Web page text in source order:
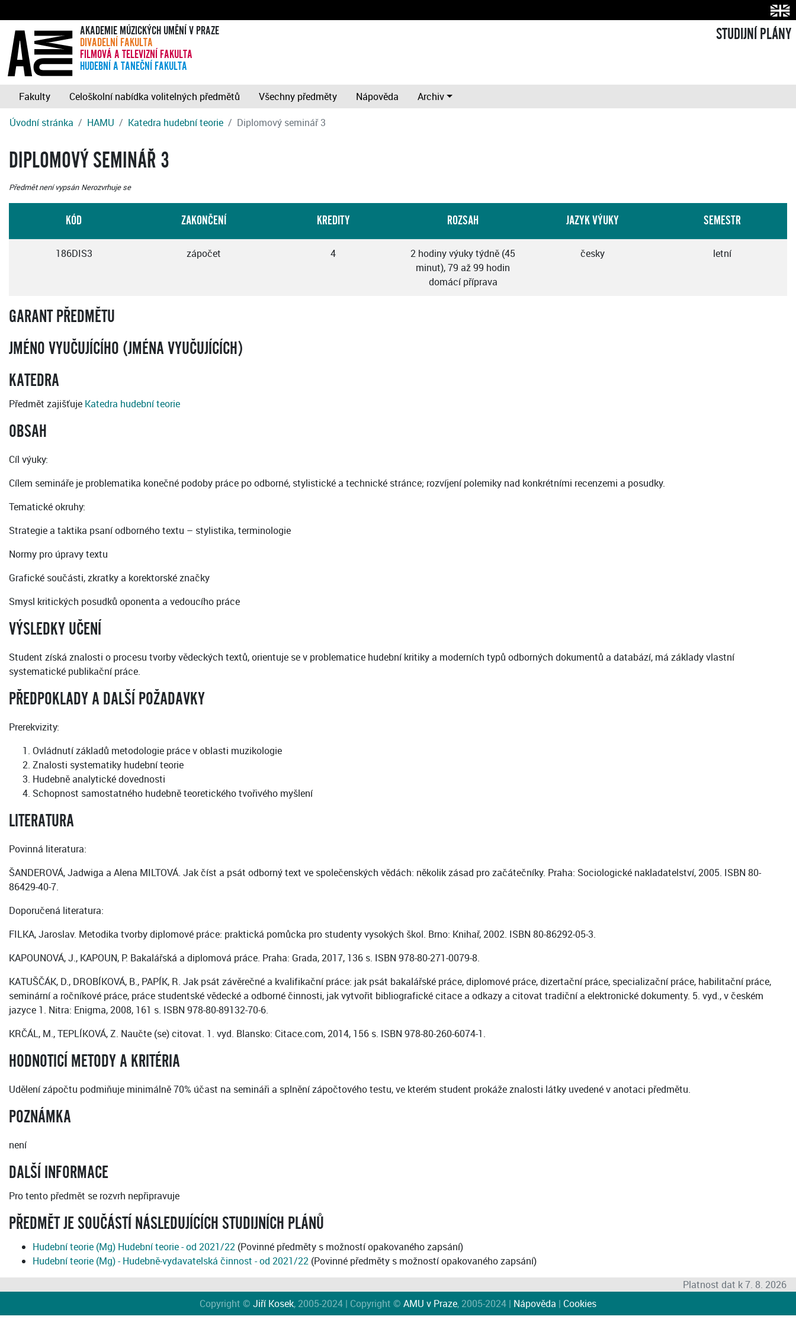
AKADEMIE MÚZICKÝCH UMĚNÍ V PRAZE
DIVADELNÍ FAKULTA
FILMOVÁ A TELEVIZNÍ FAKULTA
HUDEBNÍ A TANEČNÍ FAKULTA
STUDIJNÍ PLÁNY
Fakulty Celoškolní nabídka volitelných předmětů Všechny předměty Nápověda
Archiv
Úvodní stránka
HAMU Katedra hudební teorie Diplomový seminář 3
DIPLOMOVÝ SEMINÁŘ 3
Předmět není vypsán Nerozvrhuje se
KÓD ZAKONČENÍ KREDITY ROZSAH JAZYK VÝUKY SEMESTR
186DIS3 zápočet 4
2 hodiny výuky týdně (45
minut), 79 až 99 hodin
domácí příprava
česky letní
GARANT PŘEDMĚTU
JMÉNO VYUČUJÍCÍHO (JMÉNA VYUČUJÍCÍCH)
KATEDRA
Předmět zajišťuje Katedra hudební teorie
OBSAH
Cíl výuky:
Cílem semináře je problematika konečné podoby práce po odborné, stylistické a technické stránce; rozvíjení polemiky nad konkrétními recenzemi a posudky.
Tematické okruhy:
Strategie a taktika psaní odborného textu – stylistika, terminologie
Normy pro úpravy textu
Grafické součásti, zkratky a korektorské značky
Smysl kritických posudků oponenta a vedoucího práce
VÝSLEDKY UČENÍ
Student získá znalosti o procesu tvorby vědeckých textů, orientuje se v problematice hudební kritiky a moderních typů odborných dokumentů a databází, má základy vlastní
systematické publikační práce.
PŘEDPOKLADY A DALŠÍ POŽADAVKY
Prerekvizity:
Ovládnutí základů metodologie práce v oblasti muzikologie
Znalosti systematiky hudební teorie
Hudebně analytické dovednosti
Schopnost samostatného hudebně teoretického tvořivého myšlení
LITERATURA
Povinná literatura:
ŠANDEROVÁ, Jadwiga a Alena MILTOVÁ. Jak číst a psát odborný text ve společenských vědách: několik zásad pro začátečníky. Praha: Sociologické nakladatelství, 2005. ISBN 80-
86429-40-7.
Doporučená literatura:
FILKA, Jaroslav. Metodika tvorby diplomové práce: praktická pomůcka pro studenty vysokých škol. Brno: Knihař, 2002. ISBN 80-86292-05-3.
KAPOUNOVÁ, J., KAPOUN, P. Bakalářská a diplomová práce. Praha: Grada, 2017, 136 s. ISBN 978-80-271-0079-8.
KATUŠČÁK, D., DROBÍKOVÁ, B., PAPÍK, R. Jak psát závěrečné a kvalifikační práce: jak psát bakalářské práce, diplomové práce, dizertační práce, specializační práce, habilitační práce,
seminární a ročníkové práce, práce studentské vědecké a odborné činnosti, jak vytvořit bibliografické citace a odkazy a citovat tradiční a elektronické dokumenty. 5. vyd., v českém
jazyce 1. Nitra: Enigma, 2008, 161 s. ISBN 978-80-89132-70-6.
KRČÁL, M., TEPLÍKOVÁ, Z. Naučte (se) citovat. 1. vyd. Blansko: Citace.com, 2014, 156 s. ISBN 978-80-260-6074-1.
HODNOTICÍ METODY A KRITÉRIA
Udělení zápočtu podmiňuje minimálně 70% účast na semináři a splnění zápočtového testu, ve kterém student prokáže znalosti látky uvedené v anotaci předmětu.
POZNÁMKA
není
DALŠÍ INFORMACE
Pro tento předmět se rozvrh nepřipravuje
PŘEDMĚT JE SOUČÁSTÍ NÁSLEDUJÍCÍCH STUDIJNÍCH PLÁNŮ
Hudební teorie (Mg) Hudební teorie - od 2021/22 (Povinné předměty s možností opakovaného zapsání)
Hudební teorie (Mg) - Hudebně-vydavatelská činnost - od 2021/22 (Povinné předměty s možností opakovaného zapsání)
Platnost dat k 7. 8. 2026
Copyright © Jiří Kosek, 2005-2024 | Copyright © AMU v Praze, 2005-2024 | Nápověda | Cookies